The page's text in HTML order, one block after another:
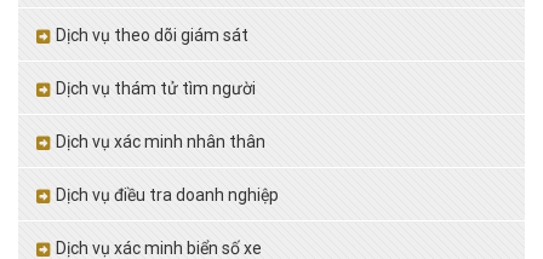
Dịch vụ theo dõi giám sát
Dịch vụ thám tử tìm người
Dịch vụ xác minh nhân thân
Dịch vụ điều tra doanh nghiệp
Dịch vụ xác minh biển số xe